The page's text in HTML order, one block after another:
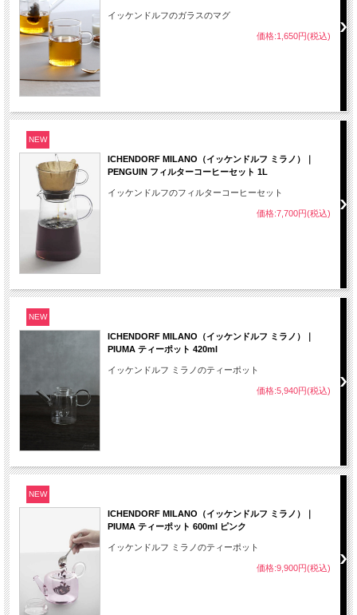
イッケンドルフのガラスのマグ
価格:1,650円(税込)
NEW
ICHENDORF MILANO（イッケンドルフ ミラノ）｜
PENGUIN フィルターコーヒーセット 1L
イッケンドルフのフィルターコーヒーセット
価格:7,700円(税込)
NEW
ICHENDORF MILANO（イッケンドルフ ミラノ）｜
PIUMA ティーポット 420ml
イッケンドルフ ミラノのティーポット
価格:5,940円(税込)
NEW
ICHENDORF MILANO（イッケンドルフ ミラノ）｜
PIUMA ティーポット 600ml ピンク
イッケンドルフ ミラノのティーポット
価格:9,900円(税込)